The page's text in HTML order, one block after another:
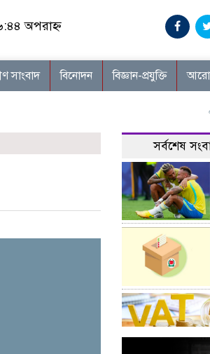
অপরাহ্ন
সাংবাদ বিনোদন বিজ্ঞান-প্রযুক্তি আরো
সর্বশেষ